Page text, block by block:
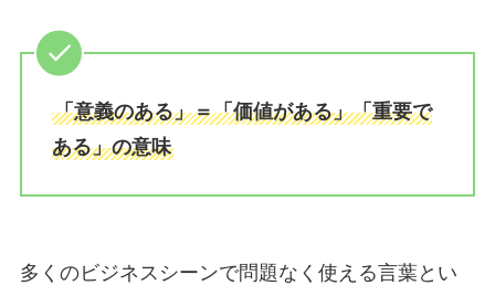
「意義のある」＝「価値がある」「重要で
ある」の意味
多くのビジネスシーンで問題なく使える言葉とい